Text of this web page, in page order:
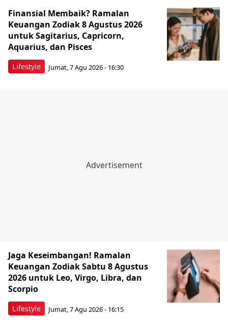
Lifestyle
Finansial Membaik? Ramalan
Keuangan Zodiak 8 Agustus 2026
untuk Sagitarius, Capricorn,
Aquarius, dan Pisces
Jumat, 7 Agu 2026 - 16:30
Lifestyle
Jaga Keseimbangan! Ramalan
Keuangan Zodiak Sabtu 8 Agustus
2026 untuk Leo, Virgo, Libra, dan
Scorpio
Jumat, 7 Agu 2026 - 16:15